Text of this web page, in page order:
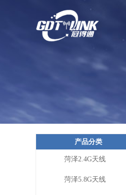
产品分类
菏泽2.4G天线
菏泽5.8G天线